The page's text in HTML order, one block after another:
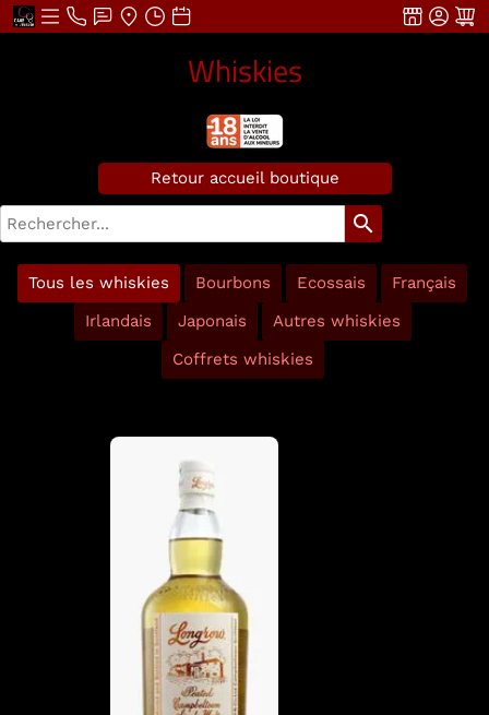
Whiskies
Retour accueil boutique
search
Tous les whiskies Bourbons Ecossais
Français
Irlandais
Japonais
Autres whiskies
Coffrets whiskies